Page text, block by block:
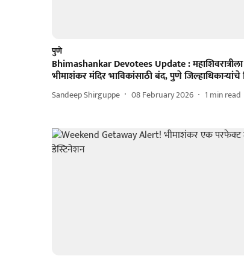
पुणे
Bhimashankar Devotees Update : महाशिवरात्रीला
भीमाशंकर मंदिर भाविकांसाठी बंद, पुणे जिल्हाधिकाऱ्यांचे
Sandeep Shirguppe 08 February 2026 1 min read